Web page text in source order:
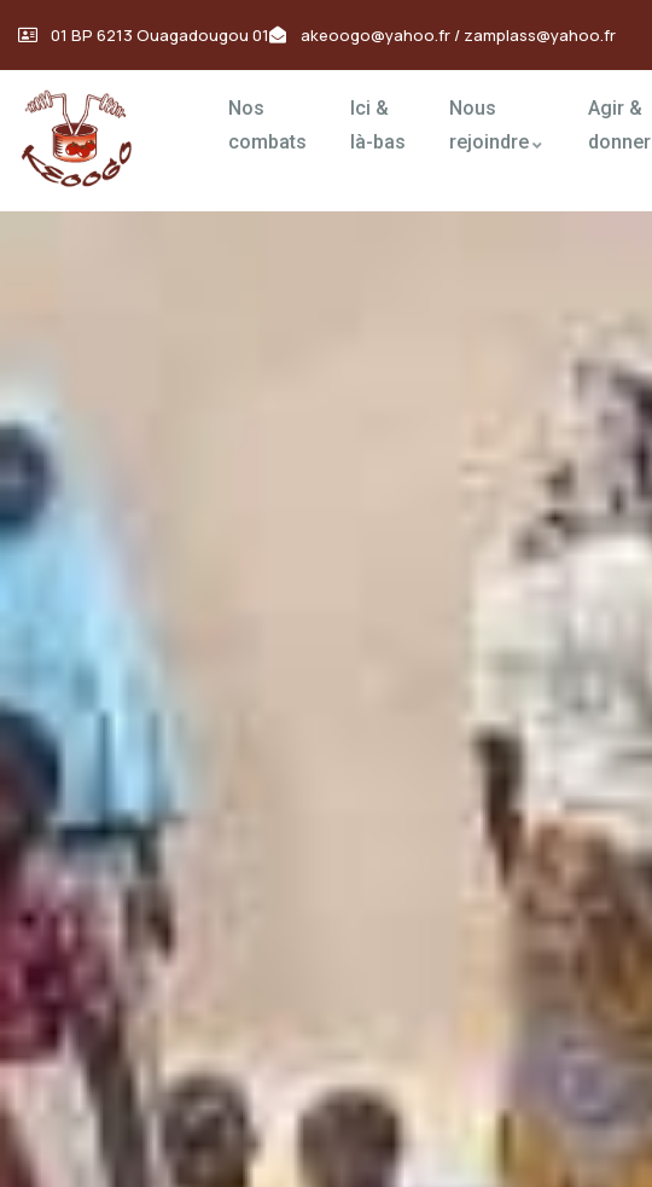
01 BP 6213 Ouagadougou 01 akeoogo@yahoo.fr / zamplass@yahoo.fr
Nos
combats
Ici &
là-bas
Nous
rejoindre
Agir &
donner